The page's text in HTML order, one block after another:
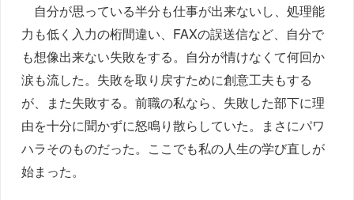
自分が思っている半分も仕事が出来ないし、処理能
力も低く入力の桁間違い、FAXの誤送信など、自分で
も想像出来ない失敗をする。自分が情けなくて何回か
涙も流した。失敗を取り戻すために創意工夫もする
が、また失敗する。前職の私なら、失敗した部下に理
由を十分に聞かずに怒鳴り散らしていた。まさにパワ
ハラそのものだった。ここでも私の人生の学び直しが
始まった。